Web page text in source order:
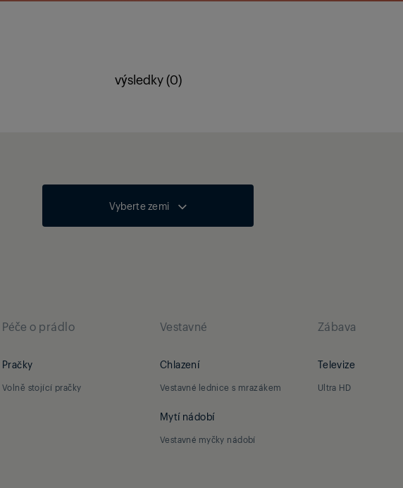
výsledky (0)
Vyberte zemi
Péče o prádlo
Pračky
Volně stojící pračky
Vestavné
Chlazení
Vestavné lednice s mrazákem
Mytí nádobí
Vestavné myčky nádobí
Zábava
Televize
Ultra HD